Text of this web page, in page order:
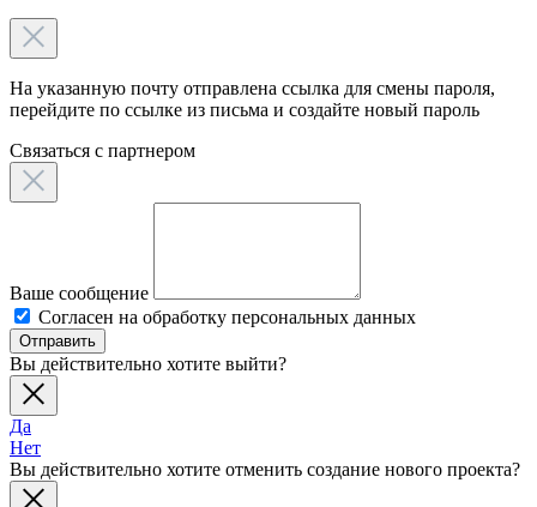
На указанную почту отправлена ссылка для смены пароля,
перейдите по ссылке из письма и создайте новый пароль
Связаться c партнером
Ваше сообщение
Согласен на обработку персональных данных
Отправить
Вы действительно хотите выйти?
Да
Нет
Вы действительно хотите отменить создание нового проекта?